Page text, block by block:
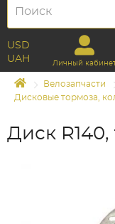
USD
UAH
Личный
Велозапчасти
Дисковые тормоза,
Диск